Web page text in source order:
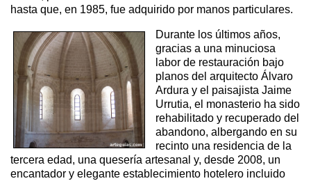
hasta que, en 1985, fue adquirido por manos particulares.
Durante los últimos años,
gracias a una minuciosa
labor de restauración bajo
planos del arquitecto Álvaro
Ardura y el paisajista Jaime
Urrutia, el monasterio ha sido
rehabilitado y recuperado del
abandono, albergando en su
recinto una residencia de la
tercera edad, una quesería artesanal y, desde 2008, un
encantador y elegante establecimiento hotelero incluido